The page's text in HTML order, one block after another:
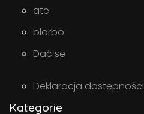
ate
blorbo
Dać se
Deklaracja dostępności
Kategorie